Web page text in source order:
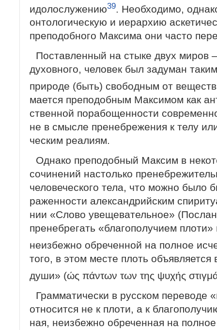
идолослужению39 . Необходимо,
онтологичес­кую и иерархию
преподобного Максима они часто
Поставленный на стыке двух миров
духовного, человек был задуман
природе (быть) свободным от
мается преподобным Максимом как
ственной порабощенности
не в смысле пренебрежения к телу
ческим реалиям.
Однако преподобный Максим в
сочинений настолько
человеческого тела, что можно было
раженности александрийским
нии «Слово увещевательное»
пре­небрегать «благополучием
неизбежно обреченной на полное
того, в этом месте плоть объявляется
души» (ώς πάντων των της ψυχής
Грамматически в русском переводе
относится не к плоти, а к
ная, неизбежно обреченная на